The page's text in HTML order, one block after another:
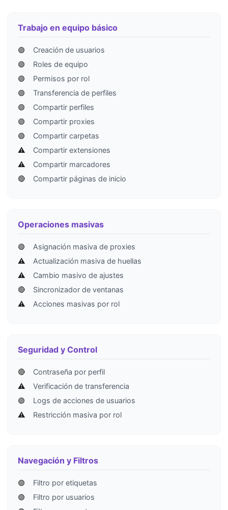
Trabajo en equipo básico
🟢
Creación de usuarios
🟢
Roles de equipo
🟢
Permisos por rol
🟢
Transferencia de perfiles
🟢
Compartir perfiles
🟢
Compartir proxies
🟢
Compartir carpetas
⚠️
Compartir extensiones
⚠️
Compartir marcadores
🔴
Compartir páginas de inicio
Operaciones masivas
🟢
Asignación masiva de proxies
⚠️
Actualización masiva de huellas
⚠️
Cambio masivo de ajustes
🔴
Sincronizador de ventanas
⚠️
Acciones masivas por rol
Seguridad y Control
🔴
Contraseña por perfil
⚠️
Verificación de transferencia
🟢
Logs de acciones de usuarios
⚠️
Restricción masiva por rol
Navegación y Filtros
🟢
Filtro por etiquetas
🟢
Filtro por usuarios